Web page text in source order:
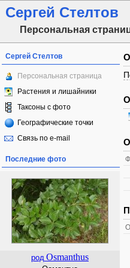
Сергей Стелтов
Персональная
Сергей Стелтов
Персональная страница
Растения и лишайники
Таксоны с фото
Географические точки
Связь по e-mail
Последние фото
род Osmanthus